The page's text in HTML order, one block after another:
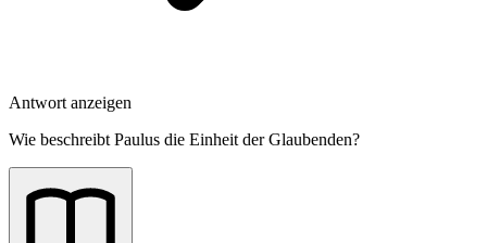
Antwort anzeigen
Wie beschreibt Paulus die Einheit der Glaubenden?